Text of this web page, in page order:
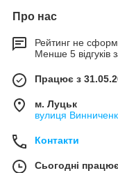
Про нас
Рейтинг не
Менше 5 відгуків
Працює з
м. Луцьк
вулиця
Контакти
Сьогодні